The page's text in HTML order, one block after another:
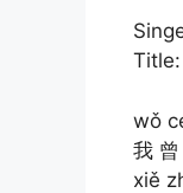
wǒ
我
xiě